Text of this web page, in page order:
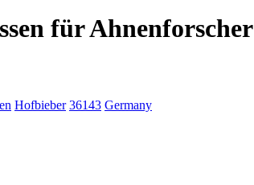
für Ahnenforscher
Hofbieber 36143 Germany